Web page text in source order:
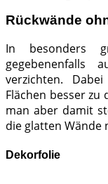
Rückwände
In besonders
gegebenenfalls
verzichten.
Flächen besser zu
man aber damit
die glatten Wände
Dekorfolie